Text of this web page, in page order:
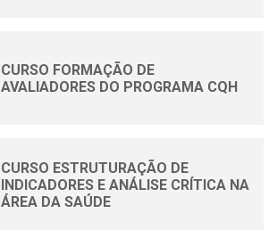
CURSO FORMAÇÃO DE
AVALIADORES DO PROGRAMA CQH
CURSO ESTRUTURAÇÃO DE
INDICADORES E ANÁLISE CRÍTICA NA
ÁREA DA SAÚDE